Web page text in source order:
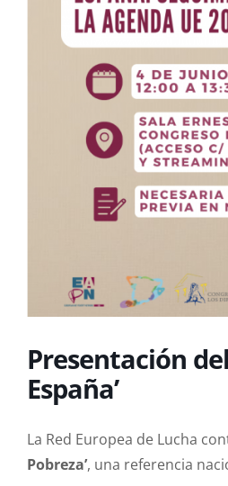
Presentación
España’
La Red Europea de Lucha
Pobreza’, una referencia